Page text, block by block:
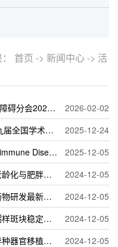
首页 -> 新闻中心-> 活
2026-02-02
年学术年会
2025-12-24
第一轮会议通知
2025-12-05
and Cancers
2024-12-05
面临的双重挑战
2024-12-05
发最新进展
2024-12-05
影像，血液动力...
2024-12-05
新纪元的开启